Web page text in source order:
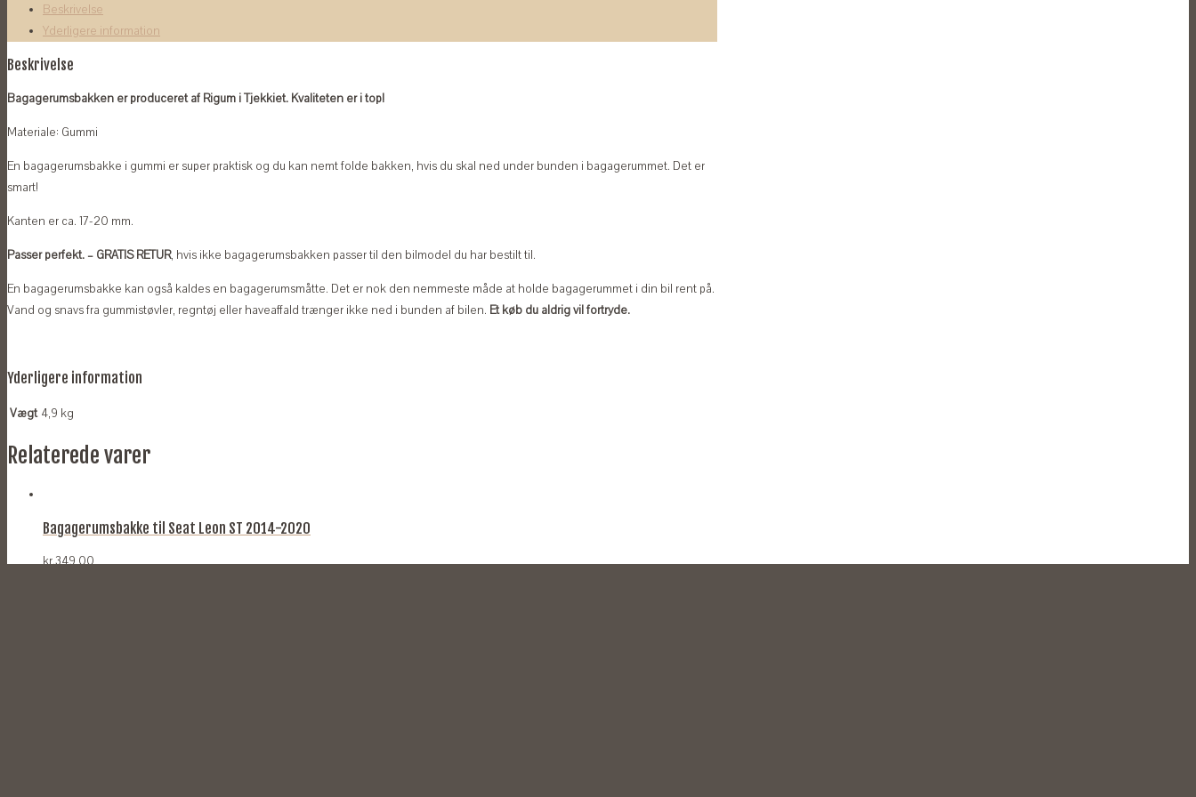
Beskrivelse
Yderligere information
Beskrivelse
Bagagerumsbakken er produceret af Rigum i Tjekkiet. Kvaliteten er i top!
Materiale: Gummi
En bagagerumsbakke i gummi er super praktisk og du kan nemt folde bakken, hvis du skal ned under bunden i bagagerummet. Det er
smart!
Kanten er ca. 17-20 mm.
Passer perfekt. – GRATIS RETUR, hvis ikke bagagerumsbakken passer til den bilmodel du har bestilt til.
En bagagerumsbakke kan også kaldes en bagagerumsmåtte. Det er nok den nemmeste måde at holde bagagerummet i din bil rent på.
Vand og snavs fra gummistøvler, regntøj eller haveaffald trænger ikke ned i bunden af bilen. Et køb du aldrig vil fortryde.
Yderligere information
Vægt 4,9 kg
Relaterede varer
Bagagerumsbakke til Seat Leon ST 2014-2020
kr.349,00